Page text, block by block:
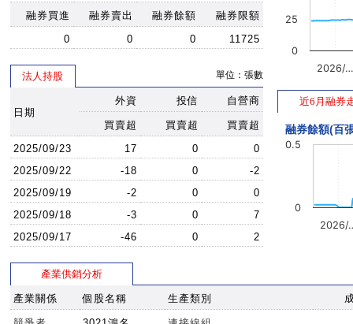
融券買進
融券賣出 融券餘額
融券限額
0
0 0 11725
法人持股 單位：張數
日期
外資 投信 自營商
買賣超 買賣超
買賣超
2025/09/23
17 0
0
2025/09/22
-18 0
-2
2025/09/19
-2 0
0
2025/09/18
-3 0
7
2025/09/17
-46 0 2
2026/
0
25
近6月融券
融券餘額(百
2026/
0
0.5
產業供銷分析
產業關係 個股名稱 生產類別